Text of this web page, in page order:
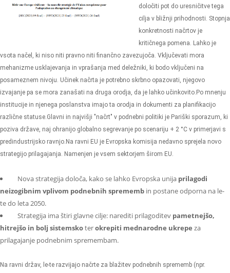
določiti pot do uresničitve tega
cilja v bližnji prihodnosti. Stopnja
konkretnosti načrtov je
kritičnega pomena. Lahko je
vsota načel, ki niso niti pravno niti finančno zavezujoča. Vključevati mora
mehanizme usklajevanja in vprašanja med deležniki, ki bodo vključeni na
posameznem nivoju. Učinek načrta je potrebno skrbno opazovati, njegovo
izvajanje pa se mora zanašati na druga orodja, da je lahko učinkovito. Po mnenju
institucije in njenega poslanstva imajo ta orodja in dokumenti za planifikacijo
različne statuse.Glavni in najvišji "načrt" v podnebni politiki je Pariški sporazum, ki
poziva države, naj ohranijo globalno segrevanje po scenariju + 2 °C v primerjavi s
predindustrijsko ravnjo. Na ravni EU je Evropska komisija nedavno sprejela novo
strategijo prilagajanja. Namenjen je vsem sektorjem širom EU.
Nova strategija določa, kako se lahko Evropska unija prilagodi
neizogibnim vplivom podnebnih sprememb in postane odporna na le-
te do leta 2050.
Strategija ima štiri glavne cilje: narediti prilagoditev pametnejšo,
hitrejšo in bolj sistemskoterokrepiti mednarodne ukrepe za
prilagajanje podnebnim spremembam.
Na ravni držav, le-te razvijajo načrte za blažitev podnebnih sprememb (npr.